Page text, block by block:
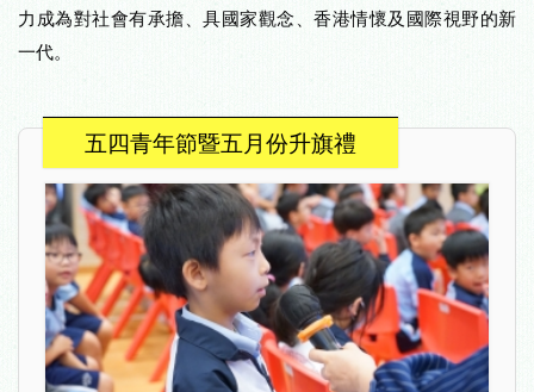
力成為對社會有承擔、具國家觀念、香港情懷及國際視野的新
一代。
五四青年節暨五月份升旗禮